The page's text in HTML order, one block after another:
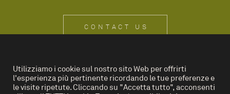
CONTACT US
IT EN
Utilizziamo i cookie sul nostro sito Web per offrirti
l'esperienza più pertinente ricordando le tue preferenze e
le visite ripetute. Cliccando su "Accetta tutto", acconsenti